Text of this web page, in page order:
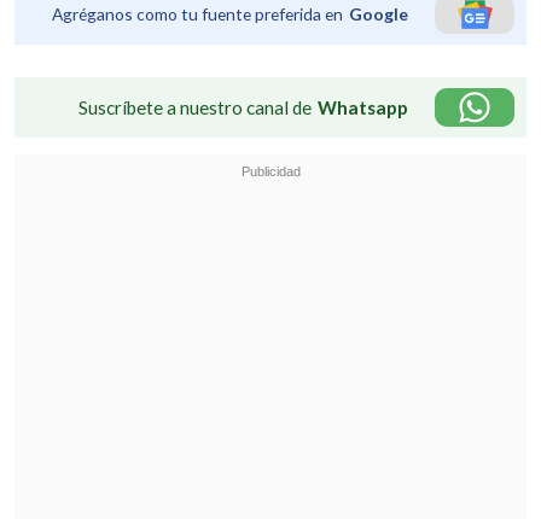
Agréganos como tu fuente preferida en Google
Suscríbete a nuestro canal de Whatsapp